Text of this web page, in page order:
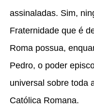
assinaladas. Sim,
Fraternidade que é
Roma possua,
Pedro, o poder
universal sobre toda
Católica Romana.